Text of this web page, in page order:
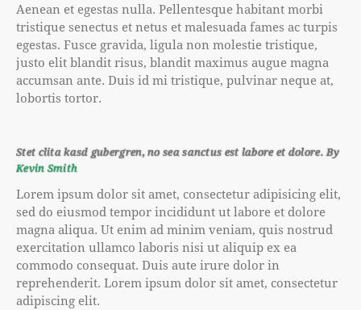
Aenean et egestas nulla. Pellentesque habitant morbi
tristique senectus et netus et malesuada fames ac turpis
egestas. Fusce gravida, ligula non molestie tristique,
justo elit blandit risus, blandit maximus augue magna
accumsan ante. Duis id mi tristique, pulvinar neque at,
lobortis tortor.
Stet clita kasd gubergren, no sea sanctus est labore et dolore. By
Kevin Smith
Lorem ipsum dolor sit amet, consectetur adipisicing elit,
sed do eiusmod tempor incididunt ut labore et dolore
magna aliqua. Ut enim ad minim veniam, quis nostrud
exercitation ullamco laboris nisi ut aliquip ex ea
commodo consequat. Duis aute irure dolor in
reprehenderit. Lorem ipsum dolor sit amet, consectetur
adipiscing elit.